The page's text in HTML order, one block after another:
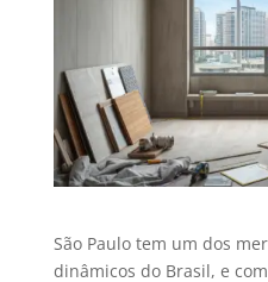
São Paulo tem um dos
dinâmicos do Brasil, e